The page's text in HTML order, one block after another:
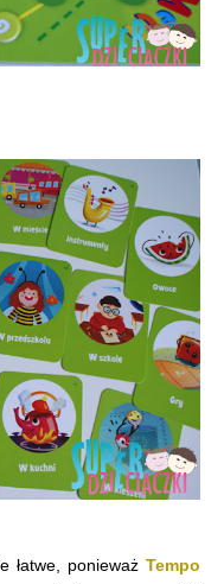
łatwe, ponieważ Tempo